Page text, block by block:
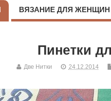
ВЯЗАНИЕ ДЛЯ ЖЕНЩИН
Пинетки
Две Нитки 24.12.2014